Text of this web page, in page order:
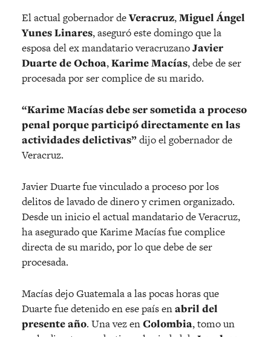
El actual gobernador deVeracruz,Miguel Ángel
Yunes Linares, aseguró este domingo que la
esposa del ex mandatario veracruzanoJavier
Duarte de Ochoa,Karime Macías, debe de ser
procesada por ser complice de su marido.
“Karime Macías debe ser sometida a proceso
penal porque participó directamente en las
actividades delictivas”dijo el gobernador de
Veracruz.
Javier Duarte fue vinculado a proceso por los
delitos de lavado de dinero y crimen organizado.
Desde un inicio el actual mandatario de Veracruz,
ha asegurado que Karime Macías fue complice
directa de su marido, por lo que debe de ser
procesada.
Macías dejo Guatemala a las pocas horas que
Duarte fue detenido en ese país enabril del
presente año. Una vez enColombia, tomo un